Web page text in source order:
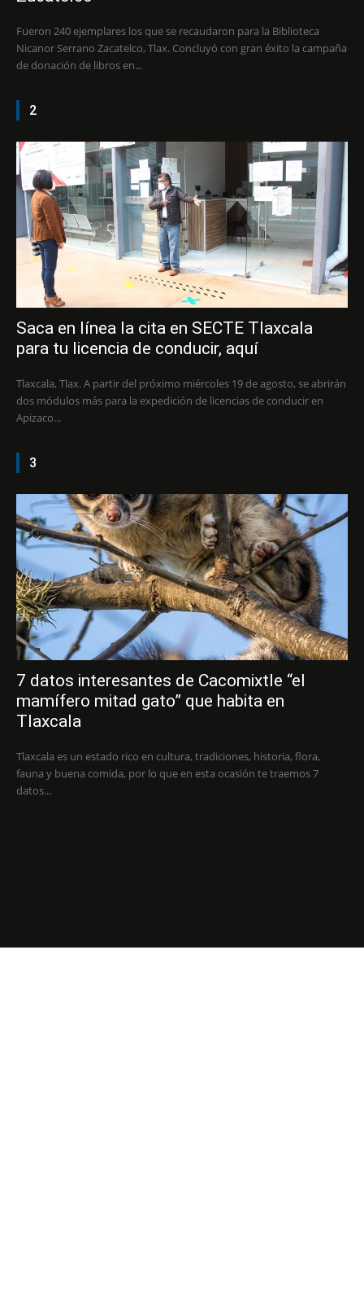
Fueron 240 ejemplares los que se recaudaron para la Biblioteca
Nicanor Serrano Zacatelco, Tlax. Concluyó con gran éxito la campaña
de donación de libros en...
2
Saca en línea la cita en SECTE Tlaxcala
para tu licencia de conducir, aquí
Tlaxcala, Tlax. A partir del próximo miércoles 19 de agosto, se abrirán
dos módulos más para la expedición de licencias de conducir en
Apizaco...
3
7 datos interesantes de Cacomixtle “el
mamífero mitad gato” que habita en
Tlaxcala
Tlaxcala es un estado rico en cultura, tradiciones, historia, flora,
fauna y buena comida, por lo que en esta ocasión te traemos 7
datos...